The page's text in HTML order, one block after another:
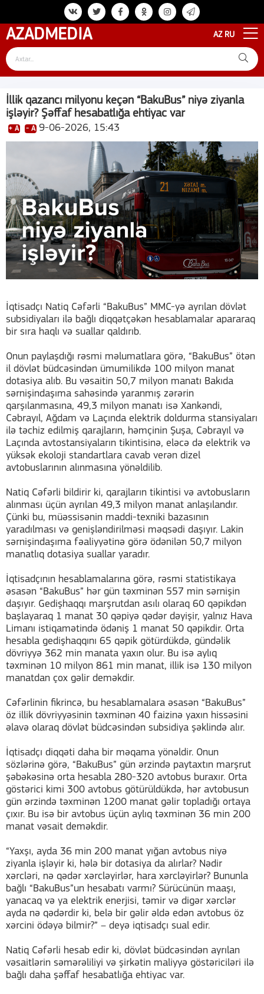
AZADMEDIA AZ RU
İllik qazancı milyonu keçən “BakuBus” niyə ziyanla
işləyir? Şəffaf hesabatlığa ehtiyac var
+ A - A 9-06-2026, 15:43
İqtisadçı Natiq Cəfərli “BakuBus” MMC-yə ayrılan dövlət
subsidiyaları ilə bağlı diqqətçəkən hesablamalar apararaq
bir sıra haqlı və suallar qaldırıb.
Onun paylaşdığı rəsmi məlumatlara görə, “BakuBus” ötən
il dövlət büdcəsindən ümumilikdə 100 milyon manat
dotasiya alıb. Bu vəsaitin 50,7 milyon manatı Bakıda
sərnişindaşıma sahəsində yaranmış zərərin
qarşılanmasına, 49,3 milyon manatı isə Xankəndi,
Cəbrayıl, Ağdam və Laçında elektrik doldurma stansiyaları
ilə təchiz edilmiş qarajların, həmçinin Şuşa, Cəbrayıl və
Laçında avtostansiyaların tikintisinə, eləcə də elektrik və
yüksək ekoloji standartlara cavab verən dizel
avtobuslarının alınmasına yönəldilib.
Natiq Cəfərli bildirir ki, qarajların tikintisi və avtobusların
alınması üçün ayrılan 49,3 milyon manat anlaşılandır.
Çünki bu, müəssisənin maddi-texniki bazasının
yaradılması və genişləndirilməsi məqsədi daşıyır. Lakin
sərnişindaşıma fəaliyyətinə görə ödənilən 50,7 milyon
manatlıq dotasiya suallar yaradır.
İqtisadçının hesablamalarına görə, rəsmi statistikaya
əsasən “BakuBus” hər gün təxminən 557 min sərnişin
daşıyır. Gedişhaqqı marşrutdan asılı olaraq 60 qəpikdən
başlayaraq 1 manat 30 qəpiyə qədər dəyişir, yalnız Hava
Limanı istiqamətində ödəniş 1 manat 50 qəpikdir. Orta
hesabla gedişhaqqını 65 qəpik götürdükdə, gündəlik
dövriyyə 362 min manata yaxın olur. Bu isə aylıq
təxminən 10 milyon 861 min manat, illik isə 130 milyon
manatdan çox gəlir deməkdir.
Cəfərlinin fikrincə, bu hesablamalara əsasən “BakuBus”
öz illik dövriyyəsinin təxminən 40 faizinə yaxın hissəsini
əlavə olaraq dövlət büdcəsindən subsidiya şəklində alır.
İqtisadçı diqqəti daha bir məqama yönəldir. Onun
sözlərinə görə, “BakuBus” gün ərzində paytaxtın marşrut
şəbəkəsinə orta hesabla 280-320 avtobus buraxır. Orta
göstərici kimi 300 avtobus götürüldükdə, hər avtobusun
gün ərzində təxminən 1200 manat gəlir topladığı ortaya
çıxır. Bu isə bir avtobus üçün aylıq təxminən 36 min 200
manat vəsait deməkdir.
“Yaxşı, ayda 36 min 200 manat yığan avtobus niyə
ziyanla işləyir ki, hələ bir dotasiya da alırlar? Nədir
xərcləri, nə qədər xərcləyirlər, hara xərcləyirlər? Bununla
bağlı “BakuBus”un hesabatı varmı? Sürücünün maaşı,
yanacaq və ya elektrik enerjisi, təmir və digər xərclər
ayda nə qədərdir ki, belə bir gəlir əldə edən avtobus öz
xərcini ödəyə bilmir?” – deyə iqtisadçı sual edir.
Natiq Cəfərli hesab edir ki, dövlət büdcəsindən ayrılan
vəsaitlərin səmərəliliyi və şirkətin maliyyə göstəriciləri ilə
bağlı daha şəffaf hesabatlığa ehtiyac var.